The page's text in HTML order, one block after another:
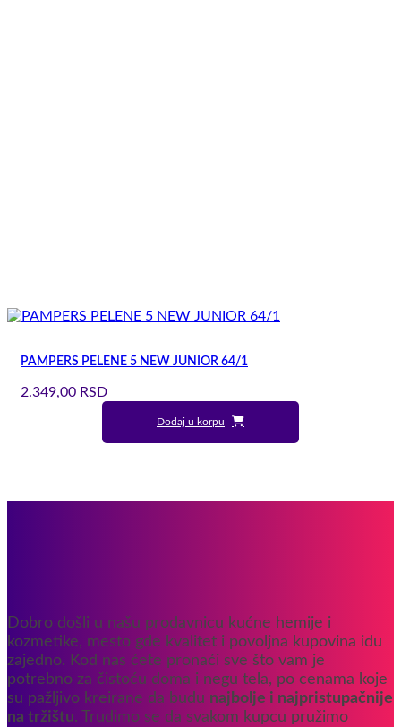
PAMPERS PELENE 5 NEW JUNIOR 64/1
2.349,00 RSD
Dodaj u korpu
Dobro došli u našu prodavnicu kućne hemije i
kozmetike, mesto gde kvalitet i povoljna kupovina idu
zajedno. Kod nas ćete pronaći sve što vam je
potrebno za čistoću doma i negu tela, po cenama koje
su pažljivo kreirane da budu najbolje i najpristupačnije
na tržištu. Trudimo se da svakom kupcu pružimo